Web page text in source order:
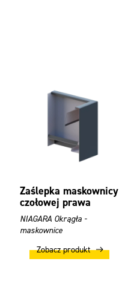
Zaślepka maskownicy
czołowej prawa
NIAGARA Okrągła -
maskownice
Zobacz produkt